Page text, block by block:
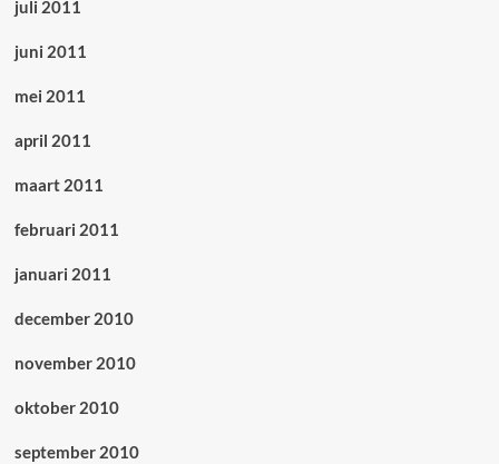
juli 2011
juni 2011
mei 2011
april 2011
maart 2011
februari 2011
januari 2011
december 2010
november 2010
oktober 2010
september 2010